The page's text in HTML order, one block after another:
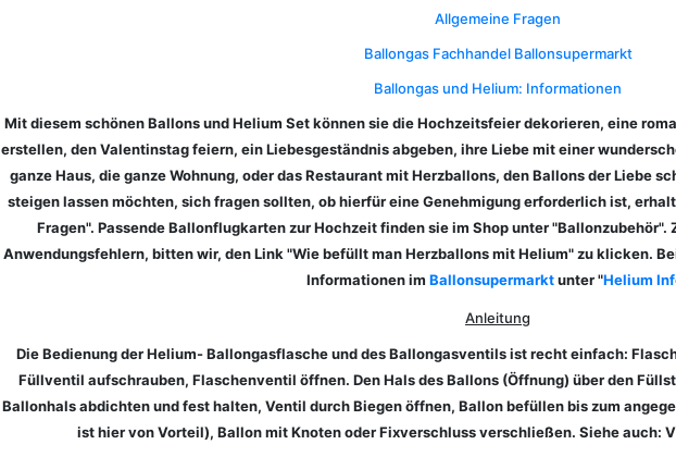
Allgemeine Fragen
Ballongas Fachhandel Ballonsupermarkt
Ballongas und Helium: Informationen
Mit diesem schönen Ballons und Helium Set können sie die Hochzeitsfeier dekorieren, eine
erstellen, den Valentinstag feiern, ein Liebesgeständnis abgeben, ihre Liebe mit einer
ganze Haus, die ganze Wohnung, oder das Restaurant mit Herzballons, den Ballons der Liebe
steigen lassen möchten, sich fragen sollten, ob hierfür eine Genehmigung erforderlich ist,
Fragen". Passende Ballonflugkarten zur Hochzeit finden sie im Shop unter
Anwendungsfehlern, bitten wir, den Link "Wie befüllt man Herzballons mit Helium" zu klicken.
Informationen im Ballonsupermarktunter "Helium
Anleitung
Die Bedienung der Helium- Ballongasflasche und des Ballongasventils ist recht einfach:
Füllventil aufschrauben, Flaschenventil öffnen. Den Hals des Ballons (Öffnung) über den
Ballonhals abdichten und fest halten, Ventil durch Biegen öffnen, Ballon befüllen bis zum
ist hier von Vorteil), Ballon mit Knoten oder Fixverschluss verschließen. Siehe auch: